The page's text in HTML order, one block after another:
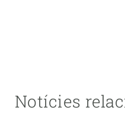
Notícies